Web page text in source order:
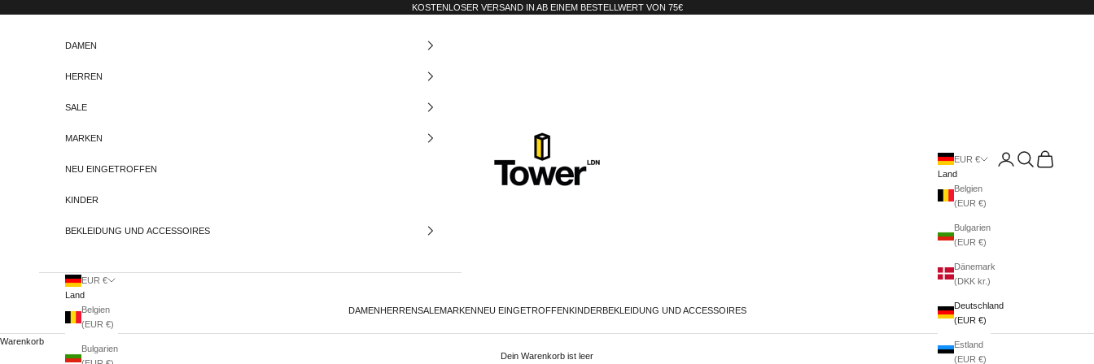
KOSTENLOSER VERSAND IN AB EINEM BESTELLWERT VON 75€
Tower-London.De
DAMEN HERRENSALEMARKEN NEU EINGETROFFEN KINDER BEKLEIDUNG UND ACCESSOIRES
EUR €
Land
Belgien
(EUR €)
Bulgarien
(EUR €)
Dänemark
(DKK kr.)
Deutschland
(EUR €)
Estland
(EUR €)
AnmeldenSuchenWarenkorb
DAMEN
HERREN
SALE
MARKEN
NEU EINGETROFFEN
KINDER
BEKLEIDUNG UND ACCESSOIRES
EUR €
Land
Belgien
(EUR €)
Bulgarien
Warenkorb
Dein Warenkorb ist leer